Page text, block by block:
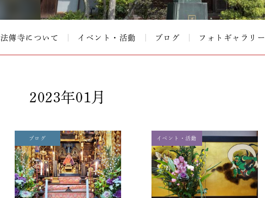
法傳寺について イベント・活動 ブログ フォトギャラリー
2023年01月
ブログ イベント・活動